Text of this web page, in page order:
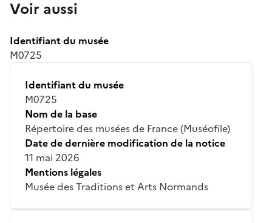
Voir aussi
Identifiant du musée
M0725
Identifiant du musée
M0725
Nom de la base
Répertoire des musées de France (Muséofile)
Date de dernière modification de la notice
11 mai 2026
Mentions légales
Musée des Traditions et Arts Normands